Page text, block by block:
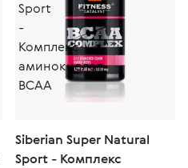
Siberian Super Natural
Sport - Комплекс